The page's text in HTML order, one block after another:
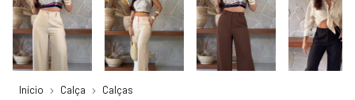
Início Calça Calças